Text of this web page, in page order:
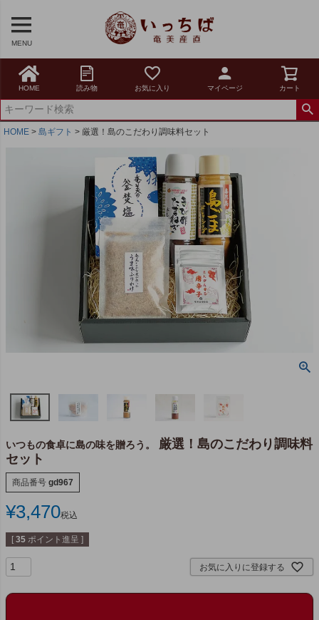
MENU
HOME 読み物 お気に入り マイページ カート
HOME 島ギフト 厳選！島のこだわり調味料セット
いつもの食卓に島の味を贈ろう。
厳選！島のこだわり調味料
セット
商品番号 gd967
¥3,470税込
[ 35 ポイント進呈 ]
お気に入りに登録する